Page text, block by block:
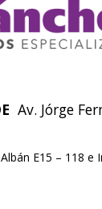
Av. Jórge
E15 – 118 e